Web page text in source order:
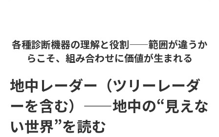
各種診断機器の理解と役割——範囲が違うか
らこそ、組み合わせに価値が生まれる
地中レーダー（ツリーレーダ
ーを含む）——地中の“見えな
い世界”を読む